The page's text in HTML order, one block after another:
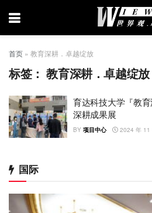
首页 » 教育深耕．卓越绽放
标签：教育深耕．卓越绽放
育达科技大学『教
深耕成果展
BY 项目中心 2024 年 11
国际